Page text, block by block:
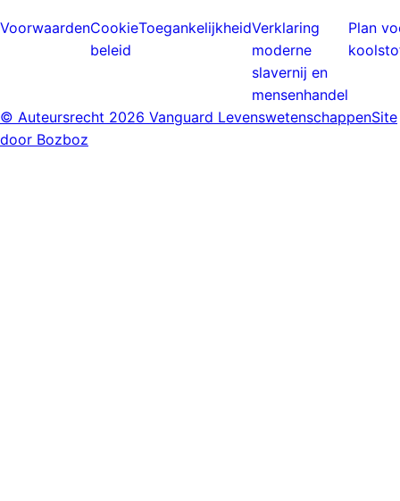
VoorwaardenCookie
beleid
ToegankelijkheidVerklaring
moderne
slavernij en
mensenhandel
Plan
© Auteursrecht 2026 Vanguard LevenswetenschappenSite
door Bozboz